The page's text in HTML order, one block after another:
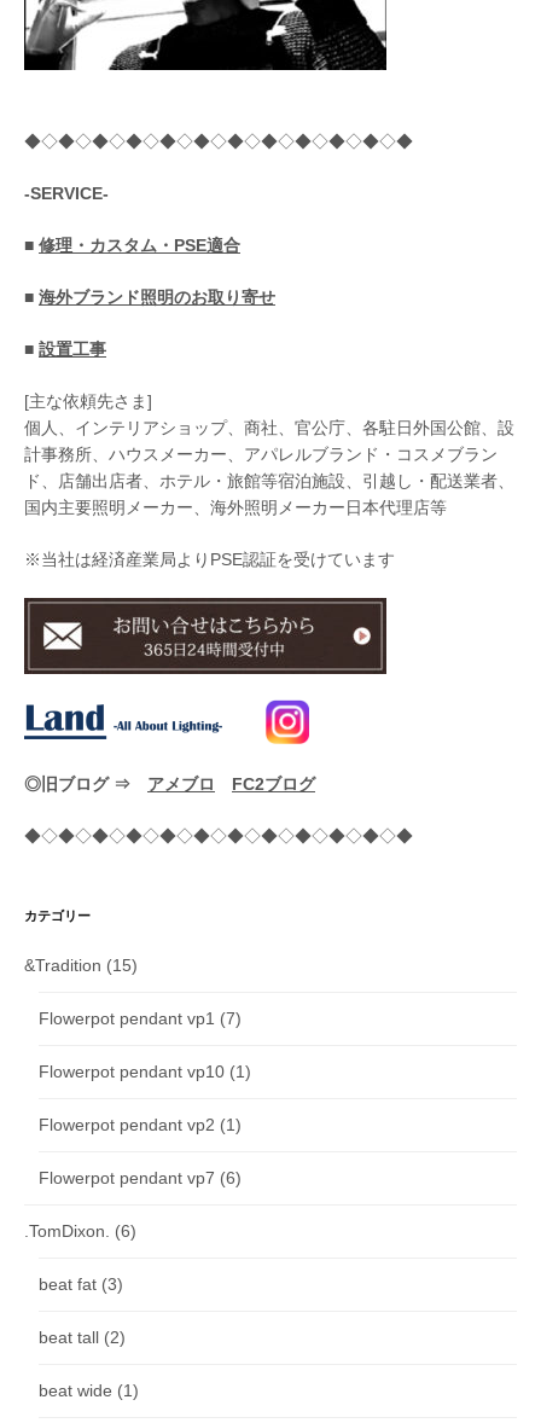
◆◇◆◇◆◇◆◇◆◇◆◇◆◇◆◇◆◇◆◇◆◇◆
-SERVICE-
■ 修理・カスタム・PSE適合
■ 海外ブランド照明のお取り寄せ
■ 設置工事
[主な依頼先さま]
個人、インテリアショップ、商社、官公庁、各駐日外国公館、設
計事務所、ハウスメーカー、アパレルブランド・コスメブラン
ド、店舗出店者、ホテル・旅館等宿泊施設、引越し・配送業者、
国内主要照明メーカー、海外照明メーカー日本代理店等
※当社は経済産業局よりPSE認証を受けています
◎旧ブログ ⇒ アメブロ FC2ブログ
◆◇◆◇◆◇◆◇◆◇◆◇◆◇◆◇◆◇◆◇◆◇◆
カテゴリー
&Tradition (15)
Flowerpot pendant vp1 (7)
Flowerpot pendant vp10 (1)
Flowerpot pendant vp2 (1)
Flowerpot pendant vp7 (6)
.TomDixon. (6)
beat fat (3)
beat tall (2)
beat wide (1)